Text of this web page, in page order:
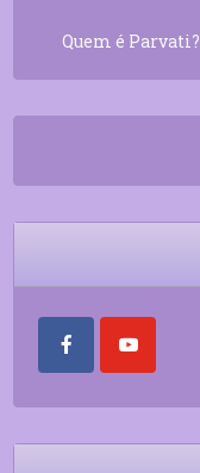
Quem é Parvati?